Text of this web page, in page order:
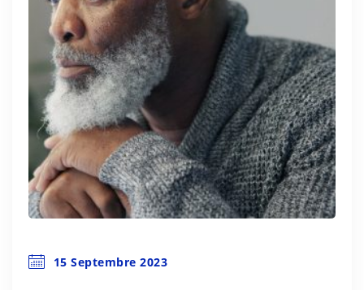
15 Septembre 2023